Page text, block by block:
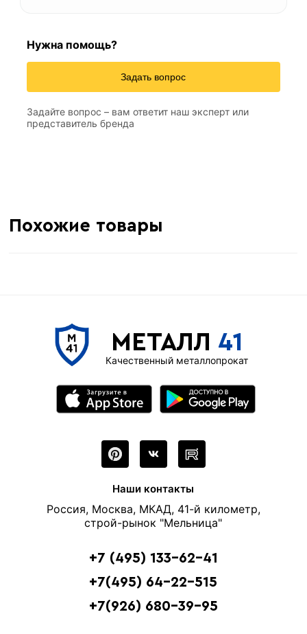
Нужна помощь?
Задать вопрос
Задайте вопрос – вам ответит наш эксперт или
представитель бренда
Похожие товары
МЕТАЛЛ 41
Качественный металлопрокат
Наши контакты
Россия, Москва, МКАД, 41-й километр,
строй-рынок "Мельница"
+7 (495) 133-62-41
+7(495) 64-22-515
+7(926) 680-39-95